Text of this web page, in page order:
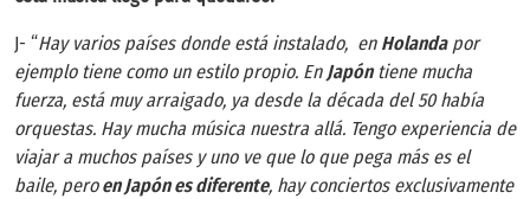
J- “Hay varios países donde está instalado, en Holandapor
ejemplo tiene como un estilo propio. En Japóntiene mucha
fuerza, está muy arraigado, ya desde la década del 50 había
orquestas. Hay mucha música nuestra allá. Tengo experiencia de
viajar a muchos países y uno ve que lo que pega más es el
baile, peroen Japón es diferente, hay conciertos exclusivamente